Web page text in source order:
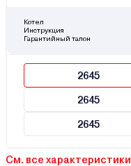
Котел
Инструкция
Гарантийный талон
2645
2645
2645
См. все характеристики